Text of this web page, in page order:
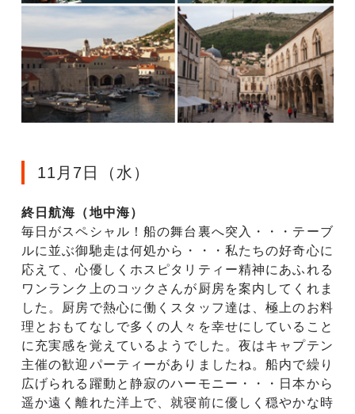
11月7日（水）
終日航海（地中海）
毎日がスペシャル！船の舞台裏へ突入・・・テーブ
ルに並ぶ御馳走は何処から・・・私たちの好奇心に
応えて、心優しくホスピタリティー精神にあふれる
ワンランク上のコックさんが厨房を案内してくれま
した。厨房で熱心に働くスタッフ達は、極上のお料
理とおもてなしで多くの人々を幸せにしていること
に充実感を覚えているようでした。夜はキャプテン
主催の歓迎パーティーがありましたね。船内で繰り
広げられる躍動と静寂のハーモニー・・・日本から
遥か遠く離れた洋上で、就寝前に優しく穏やかな時